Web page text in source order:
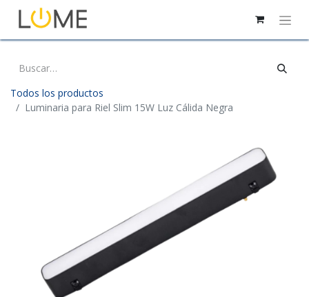
Todos los productos
Luminaria para Riel Slim 15W Luz Cálida Negra